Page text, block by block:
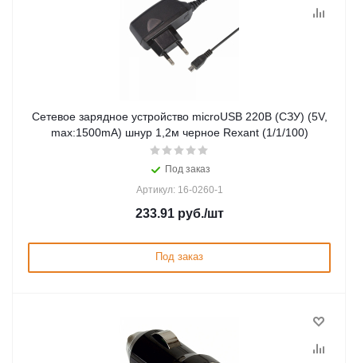
Сетевое зарядное устройство microUSB 220В (СЗУ) (5V,
max:1500mA) шнур 1,2м черное Rexant (1/1/100)
Под заказ
Артикул: 16-0260-1
233.91руб./шт
Под заказ